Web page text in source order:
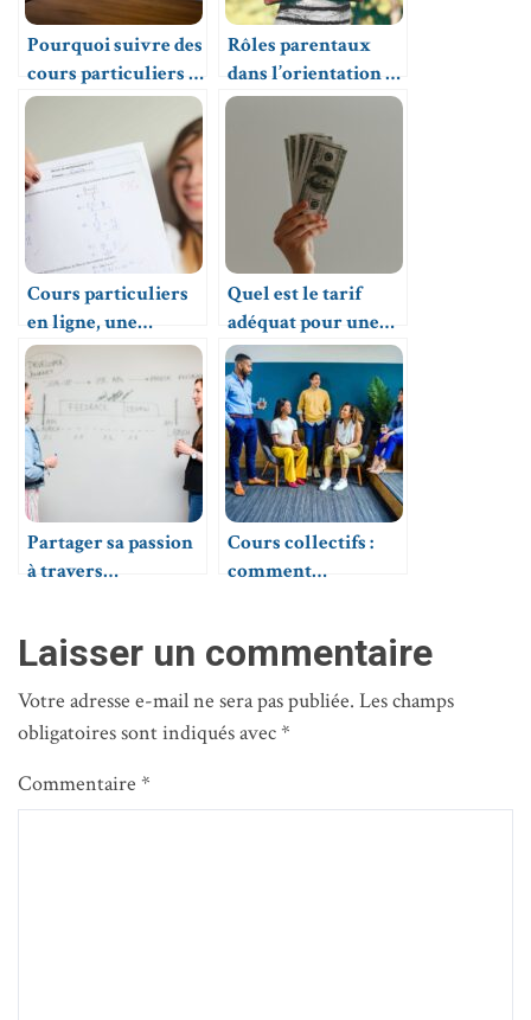
Pourquoi suivre des
cours particuliers à
l’université ?
Rôles parentaux
dans l’orientation de
l’adolescent
Cours particuliers
en ligne, une
solution innovante
pour assurer la
réussite scolaire
Quel est le tarif
adéquat pour une
séance de cours
particuliers ?
Partager sa passion
à travers
Cours collectifs :
comment
Laisser un commentaire
Votre adresse e-mail ne sera pas publiée. Les champs
obligatoires sont indiqués avec*
Commentaire *